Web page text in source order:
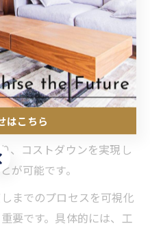
す。
営の工夫
めには、原価管理の徹底
例えば、仕入れ先との価
管理のIT化などが効果的
、コストダウンを実現し
が可能です。
までのプロセスを可視化
要です。具体的には、工
はこちら
はこちら